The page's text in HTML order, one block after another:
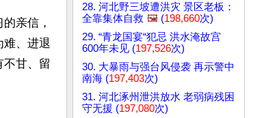
亲信，
、进退
甘、留
28. 河北野三坡遭洪灾 景区老板：
全靠集体自救 🖼️ (198,660次)
29. “青龙国宴“犯忌 洪水淹故宫
600年未见 (197,526次)
30. 大暴雨与强台风侵袭 再示警中
南海 (197,403次)
31. 河北涿州泄洪放水 老弱病残困
守无援 (197,080次)